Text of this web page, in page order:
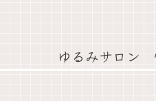
ゆるみサロン